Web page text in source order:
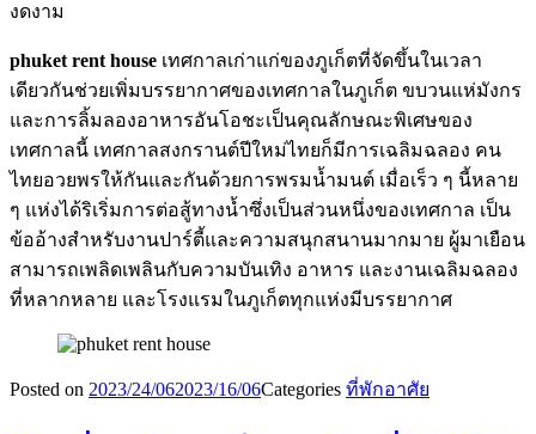
งดงาม
phuket rent house เทศกาลเก่าแก่ของภูเก็ตที่จัดขึ้นในเวลา
เดียวกันช่วยเพิ่มบรรยากาศของเทศกาลในภูเก็ต ขบวนแห่มังกร
และการลิ้มลองอาหารอันโอชะเป็นคุณลักษณะพิเศษของ
เทศกาลนี้ เทศกาลสงกรานต์ปีใหม่ไทยก็มีการเฉลิมฉลอง คน
ไทยอวยพรให้กันและกันด้วยการพรมน้ำมนต์ เมื่อเร็ว ๆ นี้หลาย
ๆ แห่งได้ริเริ่มการต่อสู้ทางน้ำซึ่งเป็นส่วนหนึ่งของเทศกาล เป็น
ข้ออ้างสำหรับงานปาร์ตี้และความสนุกสนานมากมาย ผู้มาเยือน
สามารถเพลิดเพลินกับความบันเทิง อาหาร และงานเฉลิมฉลอง
ที่หลากหลาย และโรงแรมในภูเก็ตทุกแห่งมีบรรยากาศ
Posted on 2023/24/062023/16/06Categories ที่พักอาศัย